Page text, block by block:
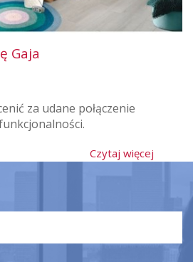
Gaja
za udane połączenie
Czytaj więcej